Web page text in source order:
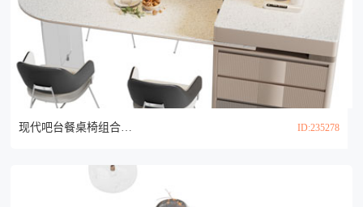
现代吧台餐桌椅组合3d模型 ID:235278